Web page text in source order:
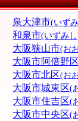
泉大津市(いず
和泉市(いずみ
大阪狭山市(お
大阪市阿倍野
大阪市北区(お
大阪市城東区(
大阪市住吉区(
大阪市中央区(